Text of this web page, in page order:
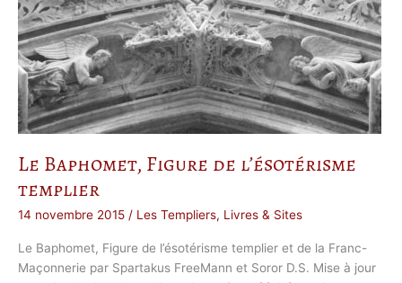
m
b
r
e
s
–
p
a
r
t
i
Le Baphomet, Figure de l’ésotérisme
templier
14 novembre 2015 / Les Templiers, Livres & Sites
Le Baphomet, Figure de l’ésotérisme templier et de la Franc-
Maçonnerie par Spartakus FreeMann et Soror D.S. Mise à jour